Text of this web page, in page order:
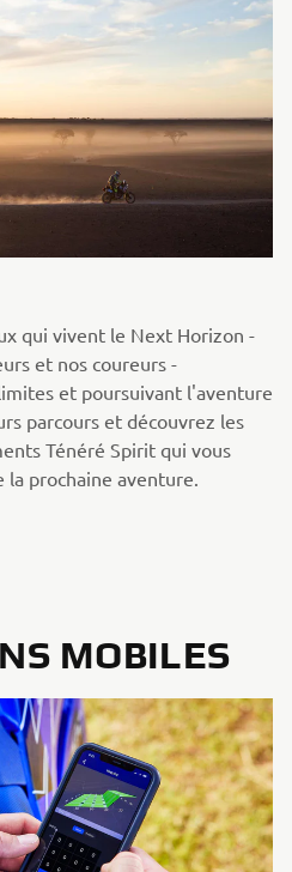
qui vivent le Next Horizon -
et nos coureurs -
et poursuivant l'aventure
parcours et découvrez les
Ténéré Spirit qui vous
prochaine aventure.
MOBILES